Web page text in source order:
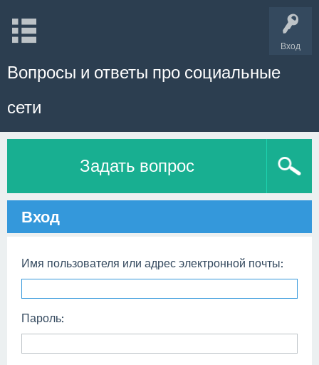
Вход
Вопросы и ответы про социальные
сети
Задать вопрос
Вход
Имя пользователя или адрес электронной почты:
Пароль: